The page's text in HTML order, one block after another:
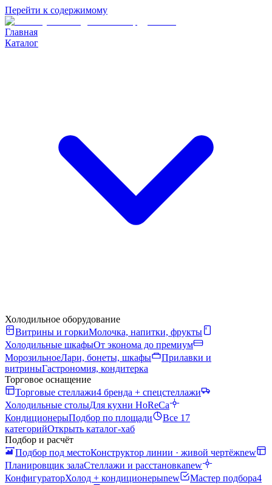
Перейти к содержимому
Главная
Каталог
Холодильное оборудование
Витрины и горкиМолочка, напитки, фрукты
Холодильные шкафыОт эконома до премиум
МорозильноеЛари, бонеты, шкафы
Прилавки и
витриныГастрономия, кондитерка
Торговое оснащение
Торговые стеллажи4 бренда + спецстеллажи
Холодильные столыДля кухни HoReCa
КондиционерыПодбор по площади
Все 17
категорийОткрыть каталог-хаб
Подбор и расчёт
Подбор под местоКонструктор линии · живой чертёжnew
Планировщик залаСтеллажи и расстановкаnew
КонфигураторХолод + кондиционерыnew Мастер подбора4